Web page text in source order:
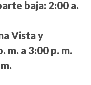
baja: 2:00 a.
Vista y
m. a 3:00 p. m.